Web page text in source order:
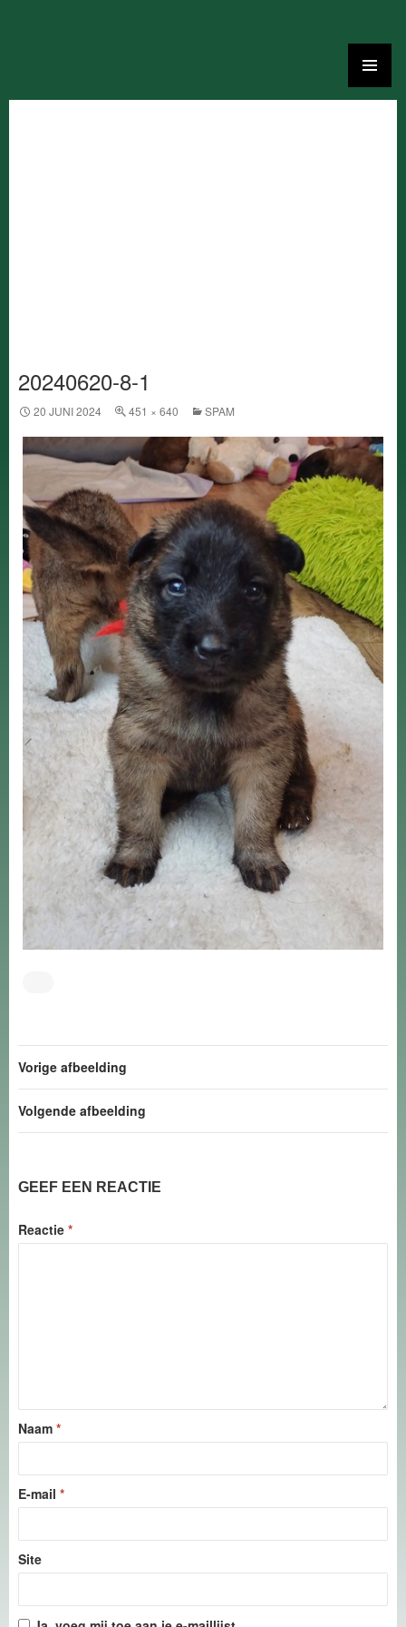
20240620-8-1
20 JUNI 2024 451 × 640 SPAM
Vorige afbeelding
Volgende afbeelding
GEEF EEN REACTIE
Reactie *
Naam *
E-mail *
Site